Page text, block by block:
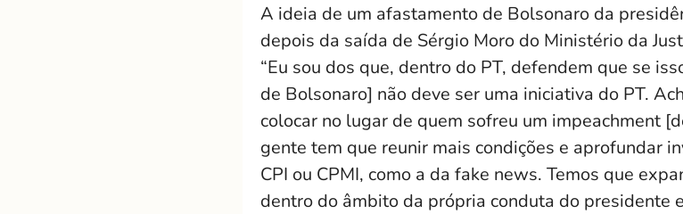
A ideia de um afastamento de Bolsonaro da
depois da saída de Sérgio Moro do Ministério da
“Eu sou dos que, dentro do PT, defendem que se
de Bolsonaro] não deve ser uma iniciativa do PT.
colocar no lugar de quem sofreu um impeachment
gente tem que reunir mais condições e aprofundar
CPI ou CPMI, como a da fake news. Temos que
dentro do âmbito da própria conduta do presidente